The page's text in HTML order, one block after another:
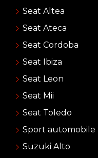
Seat Altea
Seat Ateca
Seat Cordoba
Seat Ibiza
Seat Leon
Seat Mii
Seat Toledo
Sport automobile
Suzuki Alto